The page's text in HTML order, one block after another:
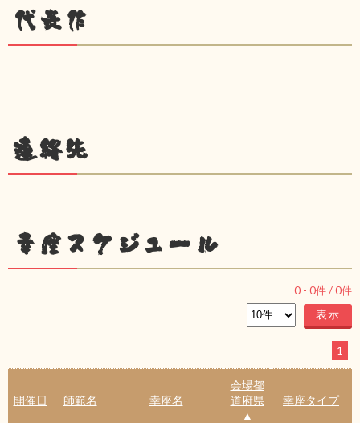
代表作
連絡先
幸座スケジュール
0 - 0件 /0件
1
開催日 師範名 幸座名
会場都
道府県
▲
幸座タイプ